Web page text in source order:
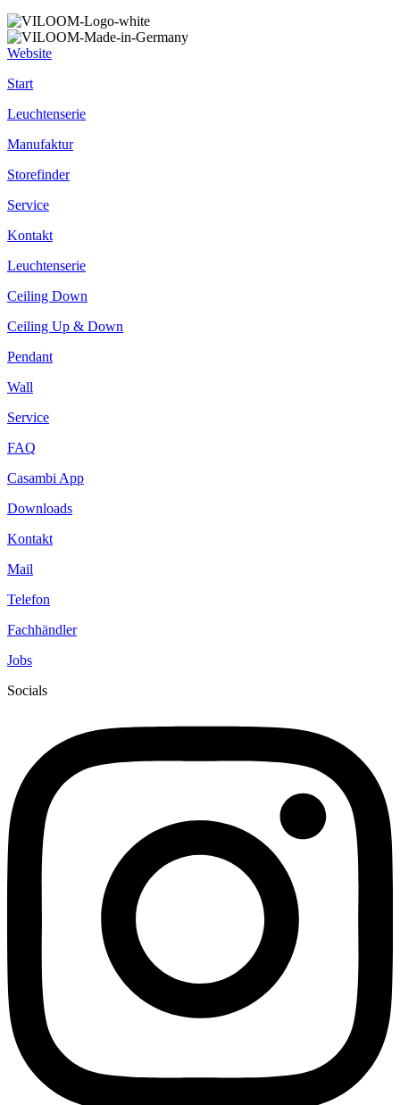
Website
Start
Leuchtenserie
Manufaktur
Storefinder
Service
Kontakt
Leuchtenserie
Ceiling Down
Ceiling Up & Down
Pendant
Wall
Service
FAQ
Casambi App
Downloads
Kontakt
Mail
Telefon
Fachhändler
Jobs
Socials